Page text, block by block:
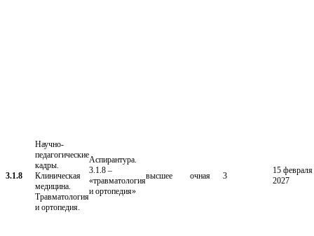
3.1.8
Научно-
педагогические
кадры.
Клиническая
медицина.
Травматология
и ортопедия.
Аспирантура.
3.1.8 –
«травматология
и ортопедия»
высшее очная 3
15 февраля
2027